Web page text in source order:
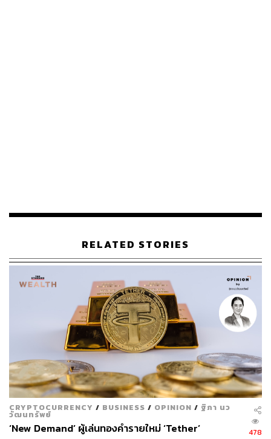
กับแนวโน้มการคงอัตราดอกเบี้ยของธนาคารกลางชั้นนำ
ตัวร่วงลงอย่างฉับพลัน สร้างแรงกดดันให้ค่าเงินยูโรและค่า
เงินปอนด์อ่อนค่าลงร่วมด้วย
ทั้งนี้ SNB ได้ชี้แจงเหตุผลต่อการปรับลดอัตราดอกเบี้ยดัง
กล่าว โดยระบุถึงการประเมินระดับเงินเฟ้อในสวิตเซอร์แลนด์
ที่มีแนวโน้มอยู่ ณ ระดับ 1.4%, 1.2% และ 1.1% ในปี 2024,
2025 และ 2026 ตามลำดับ ซึ่งถือว่าเป็นระดับตามกรอบเป้า
หมายเงินเฟ้อของ SNB ที่ 0.0-2.0% จึงเอื้อให้ SNB สามารถ
ลดระดับความเข้มงวดของการดำเนินนโยบายการเงินลงได้
อนึ่ง การดำเนินการดังกล่าวของ SNB ได้สร้างความ
เคลื่อนไหวทางมุมมองของนักลงทุนอย่างมีนัยสำคัญ เนื่อง
ด้วยการปรับลดครั้งนี้ถือเป็นการปรับลดครั้งแรกในรอบ 9 ปี
ของ SNB อีกทั้งยังเป็นธนาคารกลางชาติแรกของกลุ่ม
RELATED STORIES
CRYPTOCURRENCY / BUSINESS / OPINION / ฐิภา นว
วัฒนทรัพย์
‘New Demand’ ผู้เล่นทองคำรายใหม่ ‘Tether’ 478